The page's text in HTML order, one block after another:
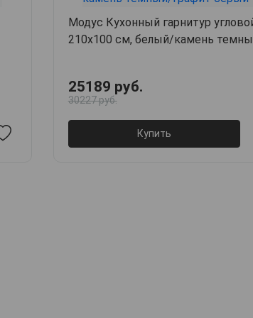
Модус Кухонный гарнитур
210х100 см, белый/камень
25189 руб.
30227 руб.
Купить